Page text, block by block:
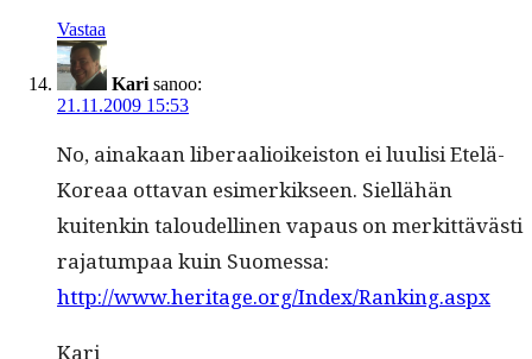
Vastaa
Kari sanoo:
21.11.2009 15:53
No, ainakaan lib­er­aalioikeis­ton ei luulisi Etelä-
Kore­aa otta­van esimerkik­seen. Siel­lähän
kuitenkin taloudelli­nen vapaus on merkit­tävästi
raja­tumpaa kuin Suomessa:
http://www.heritage.org/Index/Ranking.aspx
Kari